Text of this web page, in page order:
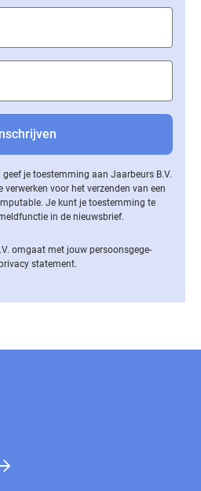
je toestemming aan Jaarbeurs B.V.
voor het verzenden van een
Je kunt je toestemming te
in de nieuwsbrief.
omgaat met jouw per­soons­ge­ge­
statement.